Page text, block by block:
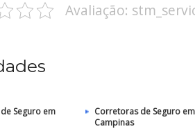
Avaliação:
Seguro em
Corretoras de Seguro em
Campinas